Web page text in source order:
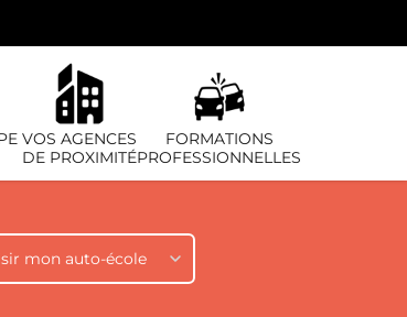
VOS AGENCES
DE PROXIMITÉ
FORMATIONS
PROFESSIONNELLES